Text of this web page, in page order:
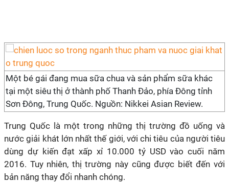
Một bé gái đang mua sữa chua và sản phẩm sữa khác
tại một siêu thị ở thành phố Thanh Đảo, phía Đông tỉnh
Sơn Đông, Trung Quốc. Nguồn: Nikkei Asian Review.
Trung Quốc là một trong những thị trường đồ uống và
nước giải khát lớn nhất thế giới, với chi tiêu của người tiêu
dùng dự kiến đạt xấp xỉ 10.000 tỷ USD vào cuối năm
2016. Tuy nhiên, thị trường này cũng được biết đến với
bản năng thay đổi nhanh chóng.